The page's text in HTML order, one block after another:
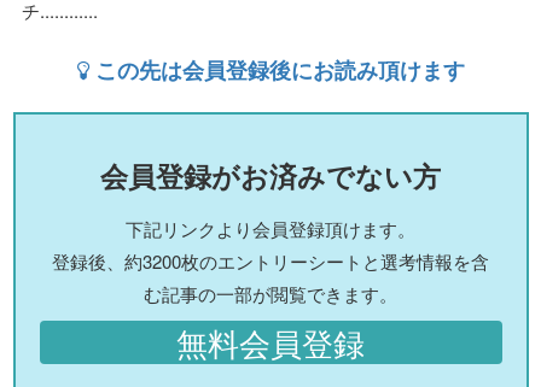
チ............
この先は会員登録後にお読み頂けます
会員登録がお済みでない方
下記リンクより会員登録頂けます。
登録後、約3200枚のエントリーシートと選考情報を含
む記事の一部が閲覧できます。
無料会員登録